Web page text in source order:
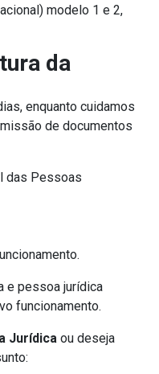
modelo 1 e 2,
da
enquanto cuidamos
de documentos
das Pessoas
e pessoa jurídica
funcionamento.
Jurídica ou deseja